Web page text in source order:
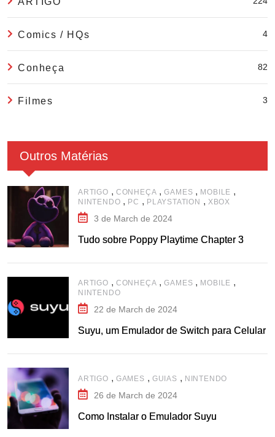
Comics / HQs 4
Conheça 82
Filmes 3
Outros Matérias
ARTIGO , CONHEÇA ,GAMES , MOBILE ,
NINTENDO , PC , PLAYSTATION , XBOX
3 de March de 2024
Tudo sobre Poppy Playtime Chapter 3
ARTIGO , CONHEÇA ,GAMES , MOBILE ,
NINTENDO
22 de March de 2024
Suyu, um Emulador de Switch para Celular
ARTIGO , GAMES , GUIAS , NINTENDO
26 de March de 2024
Como Instalar o Emulador Suyu